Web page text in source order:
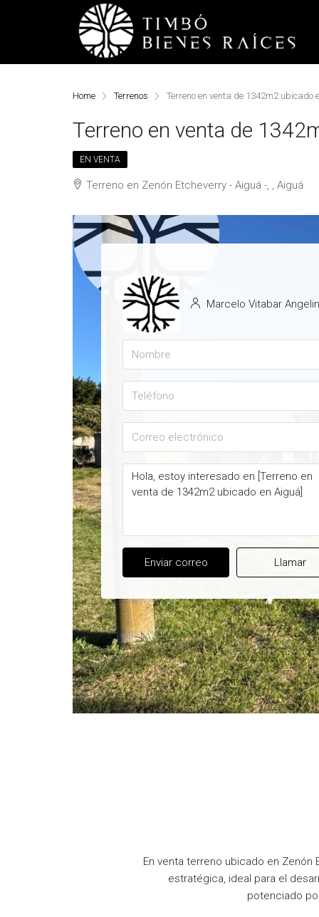
Home Terrenos Terreno en venta de 1342m2 ubicado
Terreno en venta de
EN VENTA
Terreno en Zenón Etcheverry - Aiguá -, , Aiguá
Marcelo Vitabar
Enviar correo Llamar
En venta terreno ubicado en Zenón
estratégica, ideal para el
potenciado